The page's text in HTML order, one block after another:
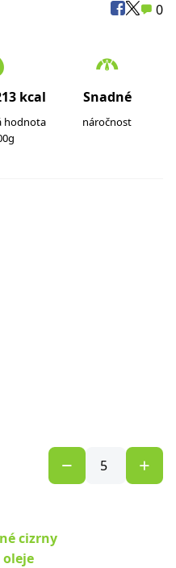
0
kcal
hodnota
Snadné
náročnost
cizrny